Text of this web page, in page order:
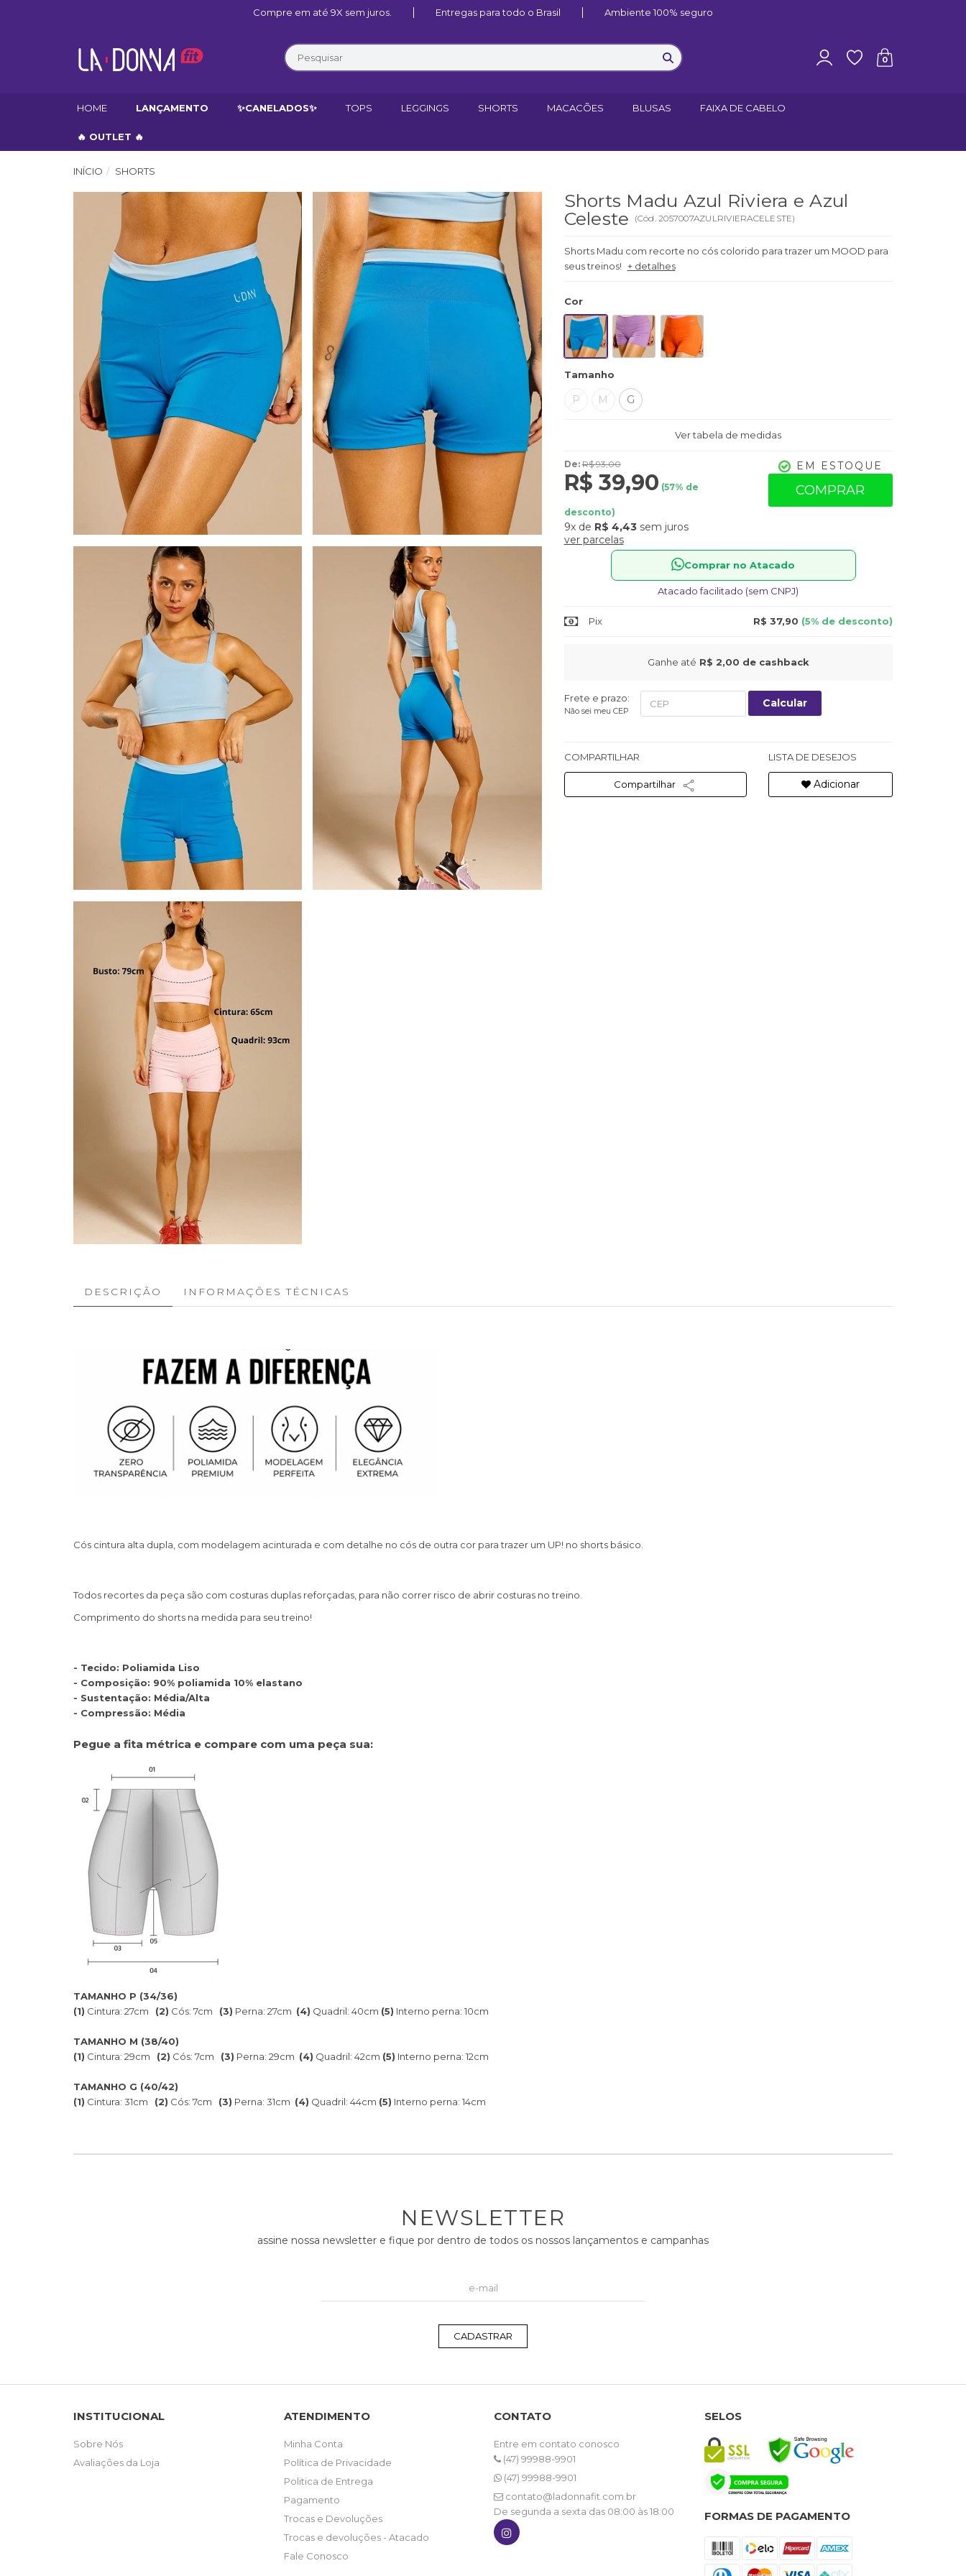
Compre em até 9X sem juros. Entregas para todo o Brasil Ambiente 100% seguro
0
HOME LANÇAMENTO ✨CANELADOS✨ TOPS LEGGINGS SHORTS MACACÕES BLUSAS FAIXA DE CABELO
🔥 OUTLET 🔥
INÍCIO SHORTS
Shorts Madu Azul Riviera e Azul
Celeste
(Cód. 2057007AZULRIVIERACELESTE)
Shorts Madu com recorte no cós colorido para trazer um MOOD para
seus treinos! + detalhes
Cor
Tamanho
P M G
Ver tabela de medidas
De:R$ 93,00
R$ 39,90 (57% de
desconto)
9xde R$ 4,43sem juros
ver parcelas
EM ESTOQUE
COMPRAR
Comprar no Atacado
Atacado facilitado (sem CNPJ)
Pix R$ 37,90 (5% de desconto)
Ganhe até R$ 2,00 de cashback
Frete e prazo:
Não sei meu CEP
Calcular
COMPARTILHAR
Compartilhar
LISTA DE DESEJOS
Adicionar
DESCRIÇÃO INFORMAÇÕES TÉCNICAS
Cós cintura alta dupla, com modelagem acinturada e com detalhe no cós de outra cor para trazer um UP! no shorts básico.
Todos recortes da peça são com costuras duplas reforçadas, para não correr risco de abrir costuras no treino.
Comprimento do shorts na medida para seu treino!
- Tecido: Poliamida Liso
- Composição: 90% poliamida 10% elastano
- Sustentação: Média/Alta
- Compressão: Média
Pegue a fita métrica e compare com uma peça sua:
TAMANHO P (34/36)
(1) Cintura: 27cm (2) Cós: 7cm (3) Perna: 27cm (4) Quadril: 40cm (5) Interno perna: 10cm
TAMANHO M (38/40)
(1) Cintura: 29cm (2) Cós: 7cm (3) Perna: 29cm (4) Quadril: 42cm (5) Interno perna: 12cm
TAMANHO G (40/42)
(1) Cintura: 31cm (2) Cós: 7cm (3) Perna: 31cm (4) Quadril: 44cm (5) Interno perna: 14cm
NEWSLETTER
assine nossa newsletter e fique por dentro de todos os nossos lançamentos e campanhas
CADASTRAR
INSTITUCIONAL
Sobre Nós
Avaliações da Loja
ATENDIMENTO
Minha Conta
Política de Privacidade
Politica de Entrega
Pagamento
Trocas e Devoluções
Trocas e devoluções - Atacado
Fale Conosco
CONTATO
Entre em contato conosco
(47) 99988-9901
(47) 99988-9901
contato@ladonnafit.com.br
De segunda a sexta das 08:00 às 18:00
SELOS
FORMAS DE PAGAMENTO